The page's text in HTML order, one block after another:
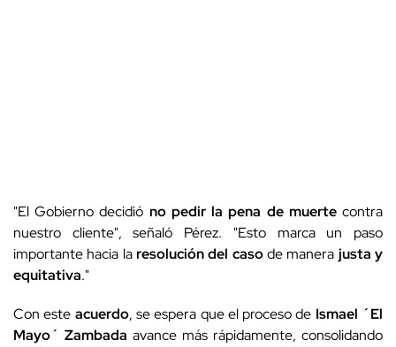
"El Gobierno decidió no pedir la pena de muertecontra
nuestro cliente", señaló Pérez. "Esto marca un paso
importante hacia laresolución del casode manera justa y
equitativa."
Con este acuerdo, se espera que el proceso de Ismael ´El
Mayo´ Zambada avance más rápidamente, consolidando